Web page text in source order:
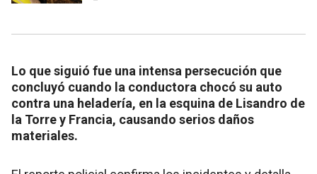
Lo que siguió fue una intensa persecución que
concluyó cuando la conductora chocó su auto
contra una heladería, en la esquina de Lisandro de
la Torre y Francia, causando serios daños
materiales.